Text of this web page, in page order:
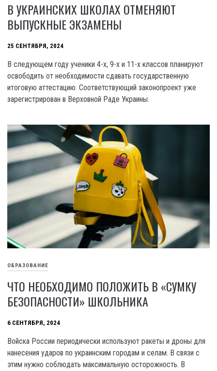
В УКРАИНСКИХ ШКОЛАХ ОТМЕНЯЮТ
ВЫПУСКНЫЕ ЭКЗАМЕНЫ
25 СЕНТЯБРЯ, 2024
В следующем году ученики 4-x, 9-x и 11-x классов планируют
освободить от необходимости сдавать государственную
итоговую аттестацию. Соответствующий законопроект уже
зарегистрирован в Верховной Раде Украины.
ОБРАЗОВАНИЕ
ЧТО НЕОБХОДИМО ПОЛОЖИТЬ В «СУМКУ
БЕЗОПАСНОСТИ» ШКОЛЬНИКА
6 СЕНТЯБРЯ, 2024
Войска России периодически используют ракеты и дроны для
нанесения ударов по украинским городам и селам. В связи с
этим нужно соблюдать максимальную осторожность. В